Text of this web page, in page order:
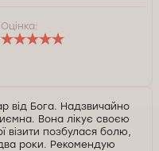
Оцінка:
від Бога. Надзвичайно
Вона лікує своєю
візити позбулася болю,
роки. Рекомендую